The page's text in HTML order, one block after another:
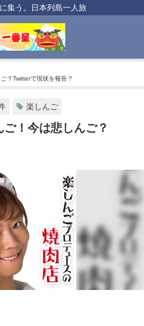
集う。日本列島一人旅
？Twitterで現状を報告？
楽しんご
ご！今は悲しんご？